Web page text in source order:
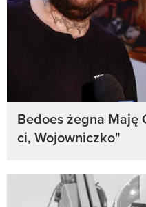
Bedoes żegna Maję
ci, Wojowniczko"